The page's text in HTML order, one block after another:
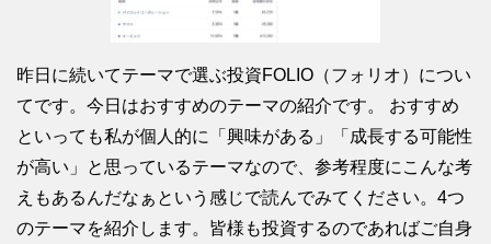
昨日に続いてテーマで選ぶ投資FOLIO（フォリオ）につい
てです。今日はおすすめのテーマの紹介です。 おすすめ
といっても私が個人的に「興味がある」「成長する可能性
が高い」と思っているテーマなので、参考程度にこんな考
えもあるんだなぁという感じで読んでみてください。4つ
のテーマを紹介します。皆様も投資するのであればご自身